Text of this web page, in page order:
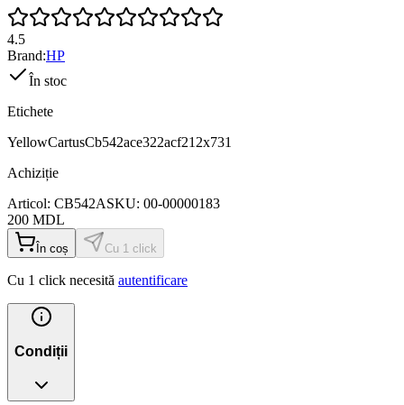
4.5
Brand:HP
În stoc
Etichete
YellowCartusCb542ace322acf212x731
Achiziție
Articol: CB542ASKU: 00-00000183
200 MDL
În coș Cu 1 click
Cu 1 click necesită autentificare
Condiții